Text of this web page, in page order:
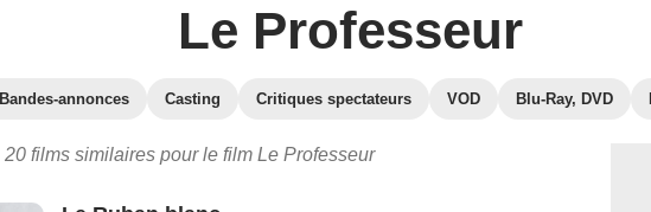
Le Professeur
Bandes-annonces Casting Critiques spectateurs VOD Blu-Ray, DVD
20 films similaires pour le film Le Professeur